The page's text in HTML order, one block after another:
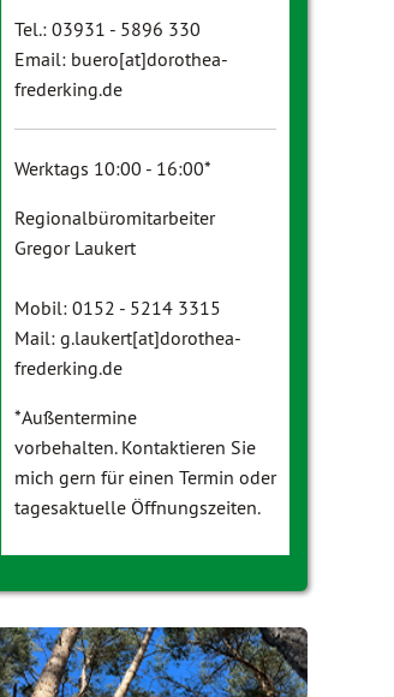
Tel.: 03931 - 5896 330
Email: buero[at]dorothea-
frederking.de
Werktags 10:00 - 16:00*
Regionalbüromitarbeiter
Gregor Laukert
Mobil: 0152 - 5214 3315
Mail: g.laukert[at]dorothea-
frederking.de
*Außentermine
vorbehalten. Kontaktieren Sie
mich gern für einen Termin oder
tagesaktuelle Öffnungszeiten.